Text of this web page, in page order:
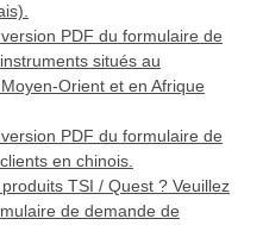
PDF du formulaire de
situés au
Orient et en Afrique
PDF du formulaire de
en chinois.
TSI / Quest ? Veuillez
de demande de